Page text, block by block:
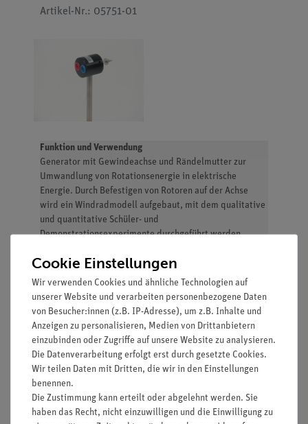
Artikel-Nr.: 05751-01
Funktion und Verwendung
Generator mit Gewindeachse und Rändelmutter zur
Umwandlung von Rotationsenergie in elektrische
Energie. Durch Befestigen von Rotoren auf der Achse
wird ein Windradmodell aufgebaut, mit dem qualitative
und quantitative Schüler- und
Demonstrationsexperimente durchgeführt werden
Vorteile
Qualitative und quantitative Versuche zum thema
Windenergie durchführbar.
Einfaches Experimentieren durch Montage auf den
Stangen der "optischen Bank" oder anderem
Stativmaterial.
Farbige 4-mm-Buchsen zum Anschluss von
elektrischen "Verbrauchern".
Passend zum Gebläse 05750-00.
Cookie Einstellungen
Wir verwenden Cookies und ähnliche Technologien auf
unserer Website und verarbeiten personenbezogene Daten
von Besucher:innen (z.B. IP-Adresse), um z.B. Inhalte und
Anzeigen zu personalisieren, Medien von Drittanbietern
einzubinden oder Zugriffe auf unsere Website zu analysieren.
Die Datenverarbeitung erfolgt erst durch gesetzte Cookies.
Wir teilen Daten mit Dritten, die wir in den Einstellungen
benennen.
Die Zustimmung kann erteilt oder abgelehnt werden. Sie
haben das Recht, nicht einzuwilligen und die Einwilligung zu